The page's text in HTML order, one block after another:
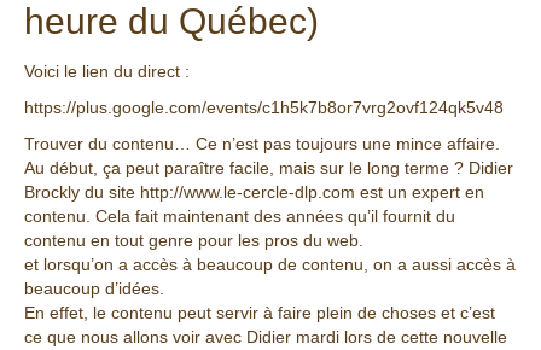
heure du Québec)
Voici le lien du direct :
https://plus.google.com/events/c1h5k7b8or7vrg2ovf124qk5v48
Trouver du contenu… Ce n’est pas toujours une mince affaire.
Au début, ça peut paraître facile, mais sur le long terme ? Didier
Brockly du site http://www.le-cercle-dlp.com est un expert en
contenu. Cela fait maintenant des années qu’il fournit du
contenu en tout genre pour les pros du web.
et lorsqu’on a accès à beaucoup de contenu, on a aussi accès à
beaucoup d’idées.
En effet, le contenu peut servir à faire plein de choses et c’est
ce que nous allons voir avec Didier mardi lors de cette nouvelle